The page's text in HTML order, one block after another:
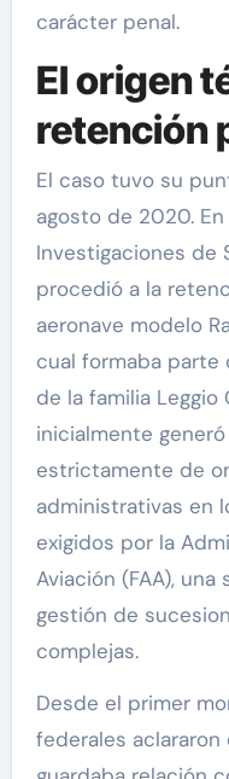
carácter penal.
El origen
retención
El caso tuvo su
agosto de 2020.
Investigaciones de
procedió a la
aeronave modelo
cual formaba
de la familia Leggio
inicialmente
estrictamente de
administrativas en
exigidos por la
Aviación (FAA),
gestión de
complejas.
Desde el primer
federales